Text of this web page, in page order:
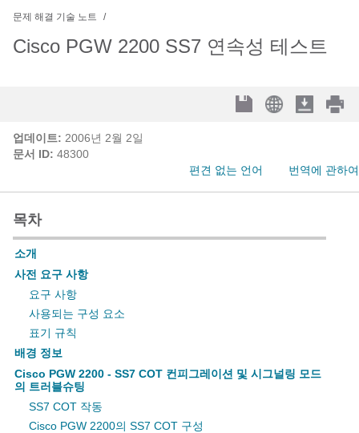
문제 해결 기술 노트
Cisco PGW 2200 SS7 연속성 테스트
업데이트: 2006년 2월 2일
문서 ID: 48300
편견 없는 언어
번역에 관하여
목차
소개
사전 요구 사항
요구 사항
사용되는 구성 요소
표기 규칙
배경 정보
Cisco PGW 2200 - SS7 COT 컨피그레이션 및 시그널링 모드
의 트러블슈팅
SS7 COT 작동
Cisco PGW 2200의 SS7 COT 구성